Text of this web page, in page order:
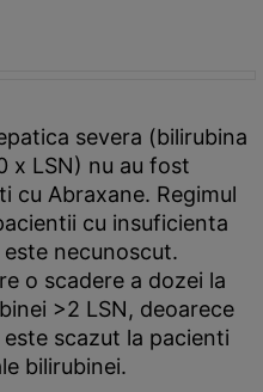
severa (bilirubina
x LSN) nu au fost
cu Abraxane. Regimul
cu insuficienta
necunoscut.
o scadere a dozei la
>2 LSN, deoarece
scazut la pacienti
bilirubinei.